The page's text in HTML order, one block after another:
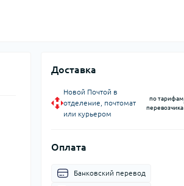
Доставка
Новой Почтой в
отделение, почтомат
или курьером
по тарифам
перевозчика
Оплата
Банковский перевод